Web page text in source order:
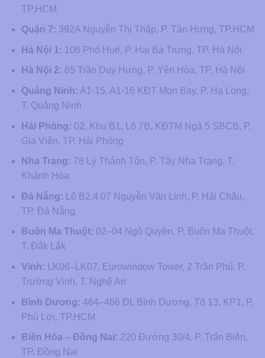
TP.HCM
Quận 7: 392A Nguyễn Thị Thập, P. Tân Hưng, TP.HCM
Hà Nội 1: 106 Phố Huế, P. Hai Bà Trưng, TP. Hà Nội
Hà Nội 2: 65 Trần Duy Hưng, P. Yên Hòa, TP. Hà Nội
Quảng Ninh: A1-15, A1-16 KĐT Mon Bay, P. Hạ Long,
T. Quảng Ninh
Hải Phòng: 02, Khu B1, Lô 7B, KĐTM Ngã 5 SBCB, P.
Gia Viên, TP. Hải Phòng
Nha Trang: 78 Lý Thánh Tôn, P. Tây Nha Trang, T.
Khánh Hòa
Đà Nẵng: Lô B2.4.07 Nguyễn Văn Linh, P. Hải Châu,
TP. Đà Nẵng
Buôn Ma Thuột: 02–04 Ngô Quyền, P. Buôn Ma Thuột,
T. Đắk Lắk
Vinh: LK06–LK07, Eurowindow Tower, 2 Trần Phú, P.
Trường Vinh, T. Nghệ An
Bình Dương: 464–466 ĐL Bình Dương, Tổ 13, KP1, P.
Phú Lợi, TP.HCM
Biên Hòa – Đồng Nai: 220 Đường 30/4, P. Trấn Biên,
TP. Đồng Nai